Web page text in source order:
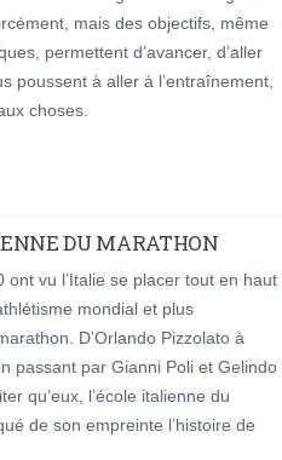
mais des objectifs, même
permettent d’avancer, d’aller
poussent à aller à l’entraînement,
choses.
DU MARATHON
ont vu l’Italie se placer tout en haut
mondial et plus
D’Orlando Pizzolato à
passant par Gianni Poli et Gelindo
qu’eux, l’école italienne du
de son empreinte l’histoire de